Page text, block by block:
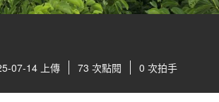
07-14 上傳 73 次點閱 0 次拍手